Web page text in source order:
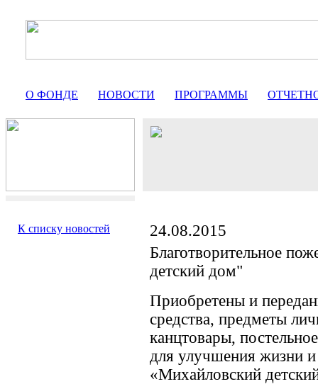
О ФОНДЕ НОВОСТИ ПРОГРАММЫ
К списку новостей
24.08.2015
Благотворительное
детский дом"
Приобретены и
средства, предметы
канцтовары,
для улучшения жизни
«Михайловский